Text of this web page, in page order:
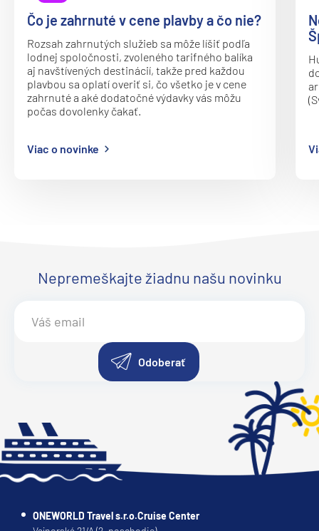
Diamond Princess
Discovery Princess
Emerald Princess
Enchanted Princess
Grand Princess
Sky Princess
Sun Princess
Regent Seven Seas
Seven Seas Explorer®
Seven Seas Navigator®
Seven Seas Splendor™
Ritz-Carlton
Čo je zahrnuté v cene plavby a čo nie?
Rozsah zahrnutých služieb sa môže líšiť podľa
lodnej spoločnosti, zvoleného tarifného balíka
aj navštívených destinácií, takže pred každou
plavbou sa oplatí overiť si, čo všetko je v cene
zahrnuté a aké dodatočné výdavky vás môžu
počas dovolenky čakať.
Viac o novinke
Nepremeškajte žiadnu našu novinku
Odoberať
ONEWORLD Travel s.r.o.Cruise Center